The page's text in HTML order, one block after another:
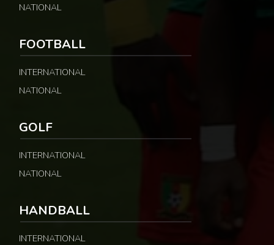
NATIONAL
FOOTBALL
INTERNATIONAL
NATIONAL
GOLF
INTERNATIONAL
NATIONAL
HANDBALL
INTERNATIONAL